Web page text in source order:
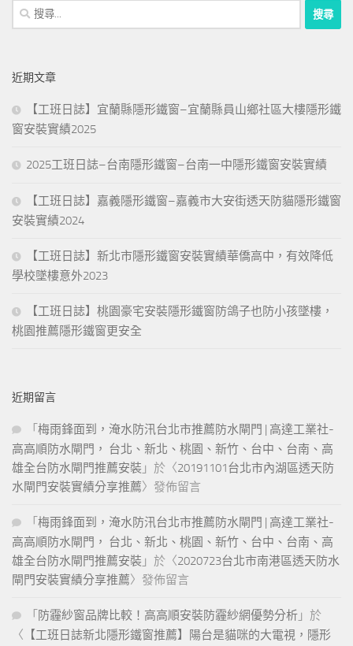
搜
尋
字:
近期文章
【工班日誌】宜蘭縣隱形鐵窗–宜蘭縣員山鄉社區大樓隱形鐵
窗安裝實績2025
2025工班日誌–台南隱形鐵窗–台南一中隱形鐵窗安裝實績
【工班日誌】嘉義隱形鐵窗–嘉義市大安街透天防貓隱形鐵窗
安裝實績2024
【工班日誌】新北市隱形鐵窗安裝實績華僑高中，有效降低
學校墜樓意外2023
【工班日誌】桃園豪宅安裝隱形鐵窗防鴿子也防小孩墜樓，
桃園推薦隱形鐵窗更安全
近期留言
「 梅雨鋒面到，淹水防汛台北市推薦防水閘門 | 高達工業社-
高高順防水閘門， 台北、新北、桃園、新竹、台中、台南、高
雄全台防水閘門推薦安裝 」於〈20191101台北市內湖區透天防
水閘門安裝實績分享推薦〉發佈留言
「 梅雨鋒面到，淹水防汛台北市推薦防水閘門 | 高達工業社-
高高順防水閘門， 台北、新北、桃園、新竹、台中、台南、高
雄全台防水閘門推薦安裝 」於〈2020723台北市南港區透天防水
閘門安裝實績分享推薦〉發佈留言
「 防霾紗窗品牌比較！高高順安裝防霾紗網優勢分析 」於
〈 【工班日誌新北隱形鐵窗推薦】陽台是貓咪的大電視，隱形